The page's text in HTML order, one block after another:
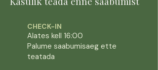
CHECK-IN
Alates kell 16:00
Palume saabumisaeg ette
teatada